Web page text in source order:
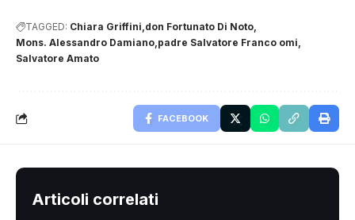
TAGGED: Chiara Griffini don Fortunato Di Noto
Mons. Alessandro Damiano padre Salvatore Franco omi
Salvatore Amato
FACEBOOK
Articoli correlati